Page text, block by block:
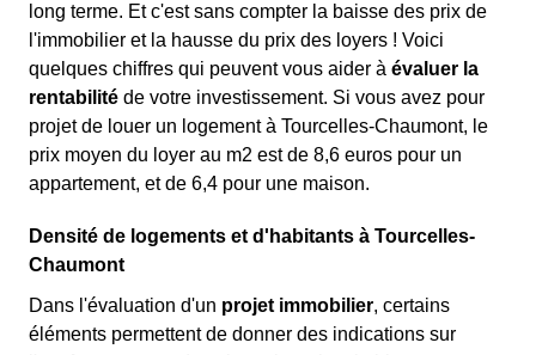
long terme. Et c'est sans compter la baisse des prix de
l'immobilier et la hausse du prix des loyers ! Voici
quelques chiffres qui peuvent vous aider à évaluer la
rentabilité de votre investissement. Si vous avez pour
projet de louer un logement à Tourcelles-Chaumont, le
prix moyen du loyer au m2 est de 8,6 euros pour un
appartement, et de 6,4 pour une maison.
Densité de logements et d'habitants à Tourcelles-
Chaumont
Dans l'évaluation d'un projet immobilier, certains
éléments permettent de donner des indications sur